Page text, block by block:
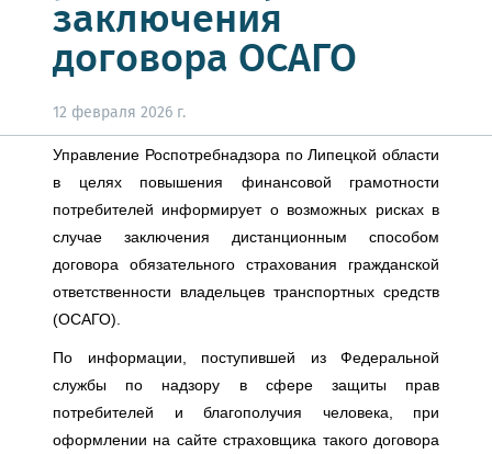
заключения
договора ОСАГО
12 февраля 2026 г.
Управление Роспотребнадзора по Липецкой области
в целях повышения финансовой грамотности
потребителей информирует о возможных рисках в
случае заключения дистанционным способом
договора обязательного страхования гражданской
ответственности владельцев транспортных средств
(ОСАГО).
По информации, поступившей из Федеральной
службы по надзору в сфере защиты прав
потребителей и благополучия человека, при
оформлении на сайте страховщика такого договора